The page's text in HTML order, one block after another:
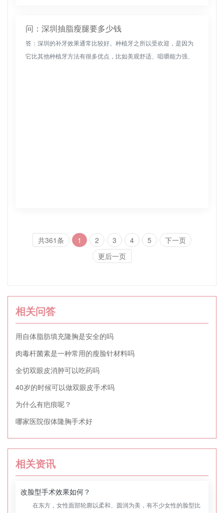
问：深圳抽脂瘦腿要多少钱
答：深圳的补牙效果通常比较好。种植牙之所以受欢迎，是因为
它比其他种植牙方法有很多优点，比如美观舒适、咀嚼能力强、
共361条 1 2 3 4 5
下一页
更后一页
相关问答
用自体脂肪填充隆胸是安全的吗
肉毒杆菌素是一种常用的瘦脸针材料吗
全切双眼皮消肿可以吃药吗
40岁的时候可以做双眼皮手术吗
为什么有疤痕呢？
哪家医院假体隆胸手术好
相关资讯
改脸型手术效果如何？
在东方，女性面部轮廓以柔和、圆润为美，有不少女性的脸型比